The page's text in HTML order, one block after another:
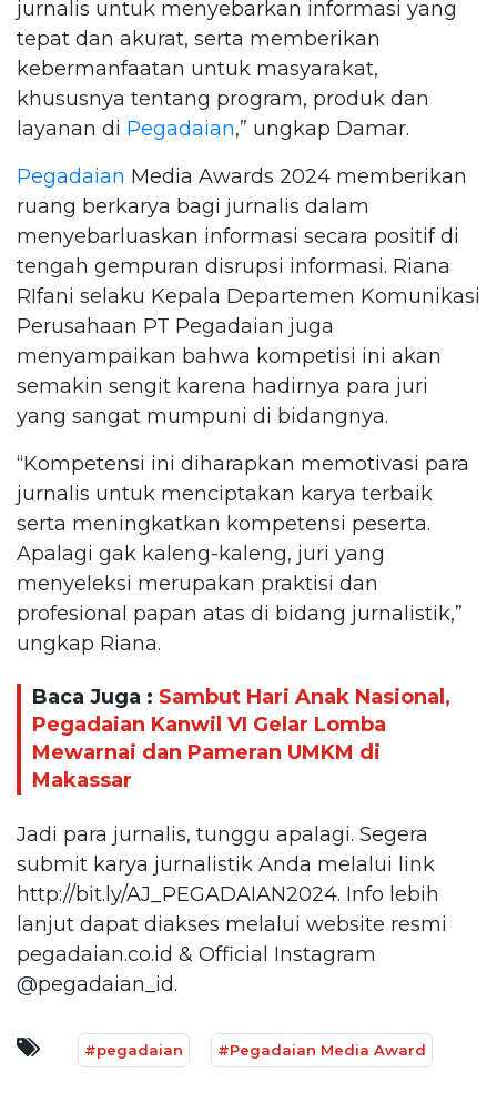
jurnalis untuk menyebarkan informasi yang
tepat dan akurat, serta memberikan
kebermanfaatan untuk masyarakat,
khususnya tentang program, produk dan
layanan di Pegadaian,” ungkap Damar.
Pegadaian Media Awards 2024 memberikan
ruang berkarya bagi jurnalis dalam
menyebarluaskan informasi secara positif di
tengah gempuran disrupsi informasi. Riana
RIfani selaku Kepala Departemen Komunikasi
Perusahaan PT Pegadaian juga
menyampaikan bahwa kompetisi ini akan
semakin sengit karena hadirnya para juri
yang sangat mumpuni di bidangnya.
“Kompetensi ini diharapkan memotivasi para
jurnalis untuk menciptakan karya terbaik
serta meningkatkan kompetensi peserta.
Apalagi gak kaleng-kaleng, juri yang
menyeleksi merupakan praktisi dan
profesional papan atas di bidang jurnalistik,”
ungkap Riana.
Baca Juga : Sambut Hari Anak Nasional,
Pegadaian Kanwil VI Gelar Lomba
Mewarnai dan Pameran UMKM di
Makassar
Jadi para jurnalis, tunggu apalagi. Segera
submit karya jurnalistik Anda melalui link
http://bit.ly/AJ_PEGADAIAN2024. Info lebih
lanjut dapat diakses melalui website resmi
pegadaian.co.id & Official Instagram
@pegadaian_id.
#pegadaian #Pegadaian Media Award